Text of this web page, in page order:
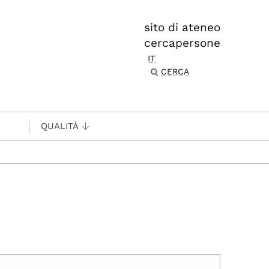
sito di ateneo
cercapersone
IT
CERCA
QUALITÀ